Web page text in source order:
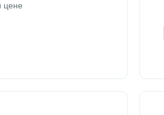
цене